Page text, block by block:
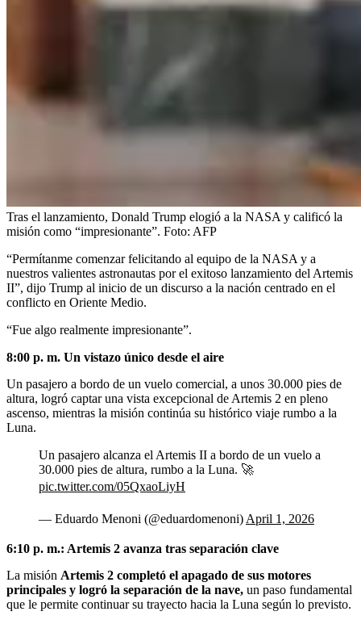
Tras el lanzamiento, Donald Trump elogió a la NASA y calificó la
misión como “impresionante”. Foto: AFP
“Permítanme comenzar felicitando al equipo de la NASA y a
nuestros valientes astronautas por el exitoso lanzamiento del Artemis
II”, dijo Trump al inicio de un discurso a la nación centrado en el
conflicto en Oriente Medio.
“Fue algo realmente impresionante”.
8:00 p. m. Un vistazo único desde el aire
Un pasajero a bordo de un vuelo comercial, a unos 30.000 pies de
altura, logró captar una vista excepcional de Artemis 2 en pleno
ascenso, mientras la misión continúa su histórico viaje rumbo a la
Luna.
Un pasajero alcanza el Artemis II a bordo de un vuelo a
30.000 pies de altura, rumbo a la Luna. 🚀
pic.twitter.com/05QxaoLiyH
— Eduardo Menoni (@eduardomenoni) April 1, 2026
6:10 p. m.: Artemis 2 avanza tras separación clave
La misión Artemis 2 completó el apagado de sus motores
principales y logró la separación de la nave, un paso fundamental
que le permite continuar su trayecto hacia la Luna según lo previsto.